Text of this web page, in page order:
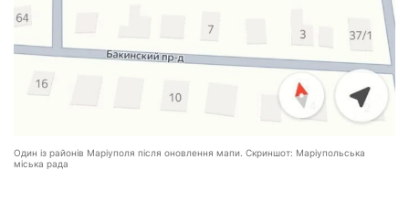
Один із районів Маріуполя після оновлення мапи. Скриншот: Маріупольська
міська рада